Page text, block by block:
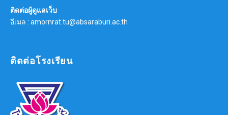
ติดต่อผู้ดูแลเว็บ
อีเมล : amornrat.tu@absaraburi.ac.th
ติดต่อโรงเรียน